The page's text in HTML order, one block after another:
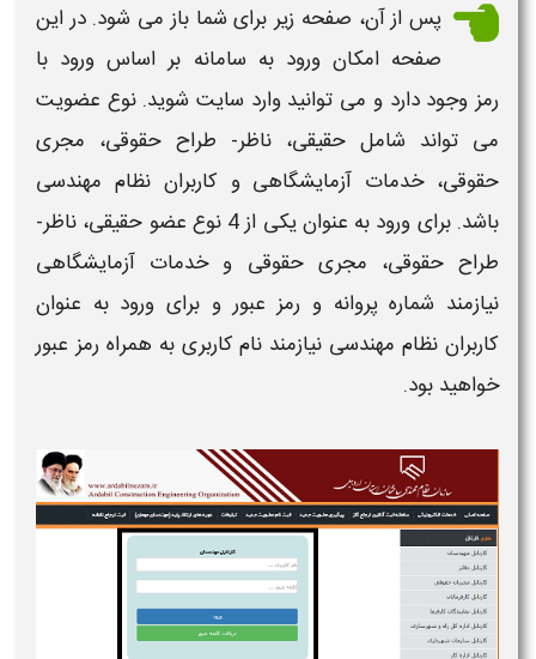
پس از آن، صفحه زیر برای شما باز می شود. در این
صفحه امکان ورود به سامانه بر اساس ورود با
رمز وجود دارد و می توانید وارد سایت شوید. نوع عضویت
می تواند شامل حقیقی، ناظر- طراح حقوقی، مجری
حقوقی، خدمات آزمایشگاهی و کاربران نظام مهندسی
باشد. برای ورود به عنوان یکی از 4 نوع عضو حقیقی، ناظر-
طراح حقوقی، مجری حقوقی و خدمات آزمایشگاهی
نیازمند شماره پروانه و رمز عبور و برای ورود به عنوان
کاربران نظام مهندسی نیازمند نام کاربری به همراه رمز عبور
خواهید بود.